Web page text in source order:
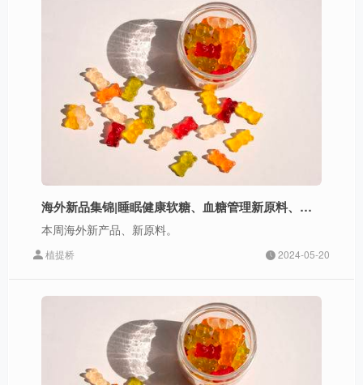
海外新品集锦|睡眠健康软糖、血糖管理新原料、益生菌胶囊等
本周海外新产品、新原料。
植提桥 2024-05-20